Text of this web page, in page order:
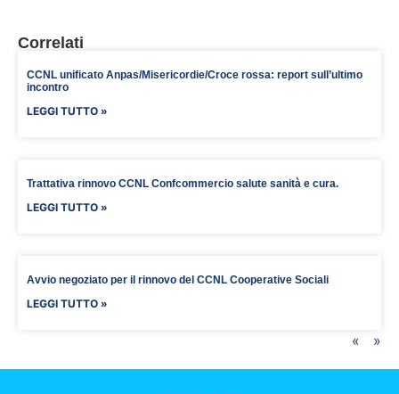
Correlati
CCNL unificato Anpas/Misericordie/Croce rossa: report sull’ultimo
incontro
LEGGI TUTTO »
Trattativa rinnovo CCNL Confcommercio salute sanità e cura.
LEGGI TUTTO »
Avvio negoziato per il rinnovo del CCNL Cooperative Sociali
LEGGI TUTTO »
« »